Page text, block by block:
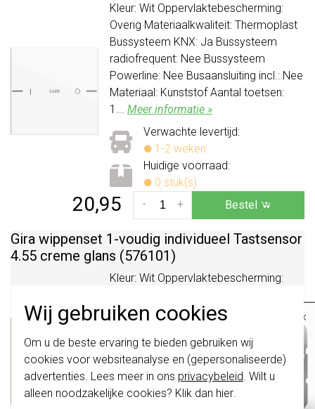
Wij gebruiken cookies
Om u de beste ervaring te bieden gebruiken wij
cookies voor websiteanalyse en (gepersonaliseerde)
advertenties. Lees meer in ons privacybeleid. Wilt u
alleen noodzakelijke cookies? Klik dan hier.
Kleur: Wit Oppervlaktebescherming:
Overig Materiaalkwaliteit: Thermoplast
Bussysteem KNX: Ja Bussysteem
radiofrequent: Nee Bussysteem
Powerline: Nee Busaansluiting incl.: Nee
Materiaal: Kunststof Aantal toetsen:
1... Meer informatie »
Verwachte levertijd:
1-2 weken
Huidige voorraad:
0 stuk(s)
20,95 +
- Bestel
Gira wippenset 1-voudig individueel Tastsensor
4.55 creme glans (576101)
Kleur: Wit Oppervlaktebescherming:
Bussysteem KNX: Ja Bussysteem
Powerline: Nee Busaansluiting incl.: Nee
Materiaal: Kunststof Aantal toetsen:
1...Meer informatie »
Verwachte levertijd:
×
schakelwippen zijn vernieuwd. Ze zijn
niette combineren met de schakelaars
van vóór augustus 2024.
Klik hiervoor meer informatie, zodat je